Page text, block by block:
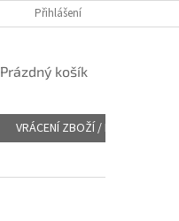
Přihlášení
NÁKUPNÍ
Prázdný košík
VRÁCENÍ ZBOŽÍ / REKLAMACE